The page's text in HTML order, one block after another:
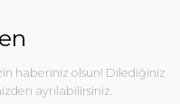
haberiniz olsun! Dilediğiniz
ayrılabilirsiniz.